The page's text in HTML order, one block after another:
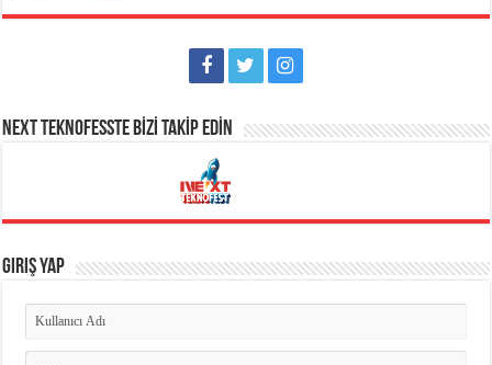
NEXT TEKNOFESSTE BİZİ TAKİP EDİN
Giriş Yap